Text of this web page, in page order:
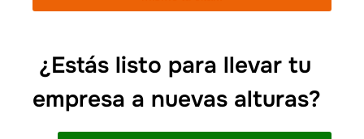
¿Estás listo para llevar tu
empresa a nuevas alturas?